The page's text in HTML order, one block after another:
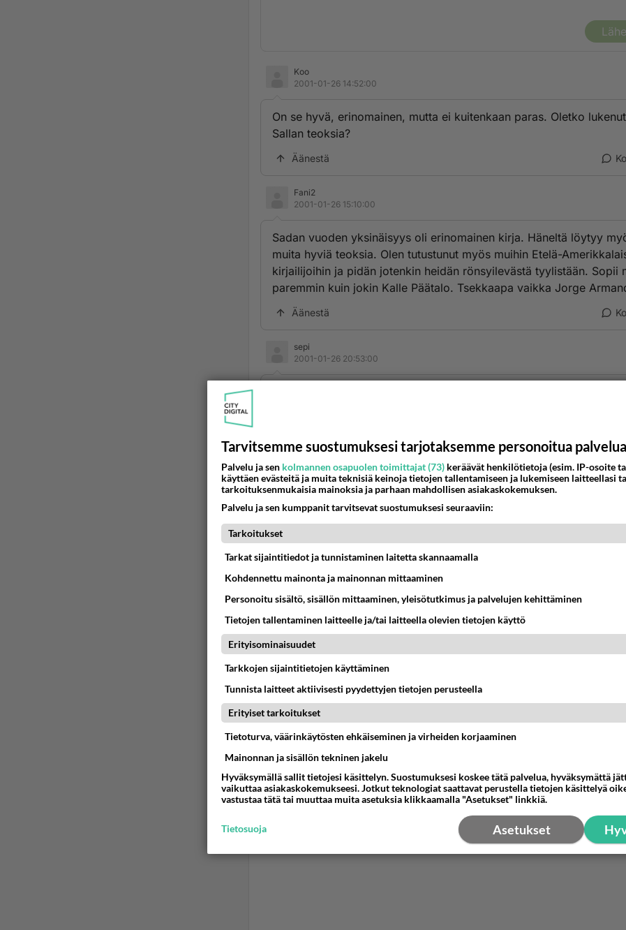
Koo
2001-01-26 14:52:00
On se hyvä, erinomainen, mutta ei kuitenkaan paras. Oletko
Sallan teoksia?
Äänestä
Fani2
2001-01-26 15:10:00
Sadan vuoden yksinäisyys oli erinomainen kirja. Häneltä löytyy
muita hyviä teoksia. Olen tutustunut myös muihin Etelä-
kirjailijoihin ja pidän jotenkin heidän rönsyilevästä tyylistään. Sopii
paremmin kuin jokin Kalle Päätalo. Tsekkaapa vaikka Jorge
Äänestä
sepi
2001-01-26 20:53:00
mukavasti sotkee mystiikkaa taikauskoa ja elämää
mitä muuta luet
2001-01-27 20:18:00
Sama kirja on kolahtanut minuun täysillä. Luen tolkuttomasti, mutta
vuotta ei ohita minusta mikään! Marquesin muutkin (kaikki melkein)
ovat hyviä, mutta satasessa on kerralla kaikki.
Olet kyllä lukenut kirjan hirmu nuorena, monet ymmärtää sen tasoja
reilusti yli kakskymppisinä. Hieno juttu.
Waltarillakin on vähän samaa henkeä - ja uskomatonta kyllä
Putkinotkossa.
Äänestä
Tarvitsemme suostumuksesi tarjotaksemme personoitua palvelua
Palvelu ja sen kolmannen osapuolen toimittajat (73) keräävät henkilötietoja (esim. IP-osoite
käyttäen evästeitä ja muita teknisiä keinoja tietojen tallentamiseen ja lukemiseen laitteellasi
tarkoituksenmukaisia mainoksia ja parhaan mahdollisen asiakaskokemuksen.
Palvelu ja sen kumppanit tarvitsevat suostumuksesi seuraaviin:
Tarkoitukset
Tarkat sijaintitiedot ja tunnistaminen laitetta skannaamalla
Kohdennettu mainonta ja mainonnan mittaaminen
Personoitu sisältö, sisällön mittaaminen, yleisötutkimus ja palvelujen kehittäminen
Tietojen tallentaminen laitteelle ja/tai laitteella olevien tietojen käyttö
Erityisominaisuudet
Tarkkojen sijaintitietojen käyttäminen
Tunnista laitteet aktiivisesti pyydettyjen tietojen perusteella
Erityiset tarkoitukset
Tietoturva, väärinkäytösten ehkäiseminen ja virheiden korjaaminen
Mainonnan ja sisällön tekninen jakelu
Hyväksymällä sallit tietojesi käsittelyn. Suostumuksesi koskee tätä palvelua, hyväksymättä
vaikuttaa asiakaskokemukseesi. Jotkut teknologiat saattavat perustella tietojen käsittelyä
vastustaa tätä tai muuttaa muita asetuksia klikkaamalla "Asetukset" linkkiä.
Asetukset
Tietosuoja